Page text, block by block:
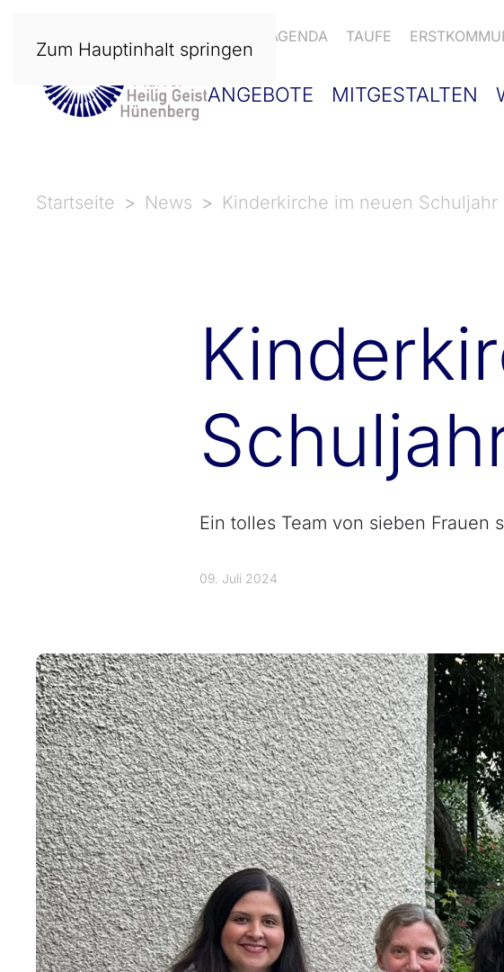
Zum Hauptinhalt springen
AGENDA TAUFE
ANGEBOTE MITGESTALTEN
Startseite News Kinderkirche im neuen Schuljahr
Ein tolles Team von sieben Frauen
09. Juli 2024